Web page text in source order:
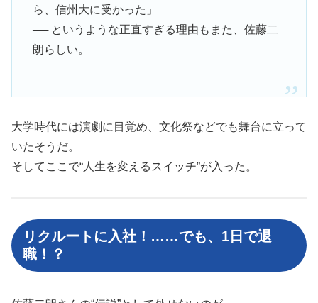
ら、信州大に受かった」
── というような正直すぎる理由もまた、佐藤二
朗らしい。
大学時代には演劇に目覚め、文化祭などでも舞台に立って
いたそうだ。
そしてここで“人生を変えるスイッチ”が入った。
リクルートに入社！……でも、1日で退
職！？